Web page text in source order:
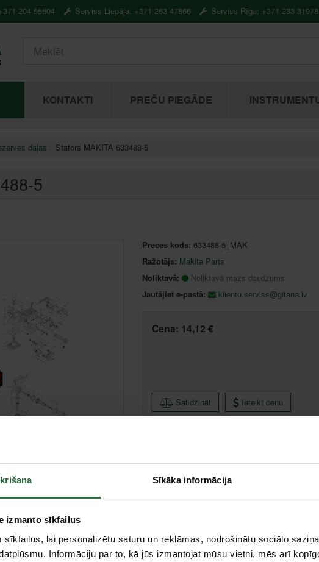
Sīkāka informācija
izmanto sīkfailus
sīkfailus, lai personalizētu saturu un reklāmas, nodrošinātu sociālo
Informāciju par to, kā jūs izmantojat mūsu vietni, mēs arī
204 55504 Serviss Liepāja: +371 263 47866 Serviss Rīga: +371 233 31978
KONTAKTI PREČU PIEGĀDE
daļas Stators MAKITA 633488-5
5
Preces kods: 633488-5_MAK
Ražotājs: Makita Parts
Noliktavā:
Noliktavā mazs daudzums
Jautājiet e-pastā:
klientu.serviss@gitana.lv
Cena: 14,12 €
Salīdzināt Ieteikt cenu
Centrālā noliktava, (uzzināt vairāk šeit, )